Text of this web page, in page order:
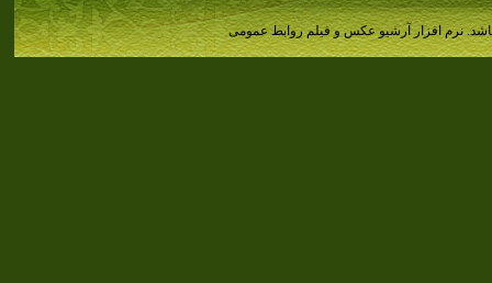
نرم افزار آرشیو عکس و فیلم روابط عمومی